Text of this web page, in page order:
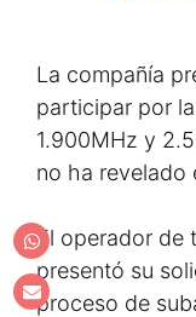
La compañía
participar por
1.900MHz y
no ha revelado
El operador de
presentó su
proceso de